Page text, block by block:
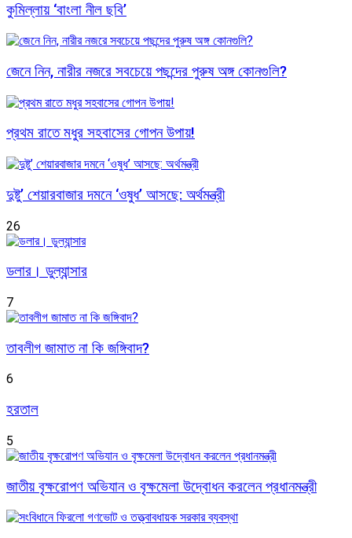
কুমিল্লায় ‘বাংলা নীল ছবি’
জেনে নিন, নারীর নজরে সবচেয়ে পছন্দের পুরুষ অঙ্গ কোনগুলি?
প্রথম রাতে মধুর সহবাসের গোপন উপায়!
দুষ্টু’ শেয়ারবাজার দমনে ‘ওষুধ’ আসছে: অর্থমন্ত্রী
26
ডলার। ডুল্যান্সার
7
তাবলীগ জামাত না কি জঙ্গিবাদ?
6
হরতাল
5
জাতীয় বৃক্ষরোপণ অভিযান ও বৃক্ষমেলা উদ্বোধন করলেন প্রধানমন্ত্রী